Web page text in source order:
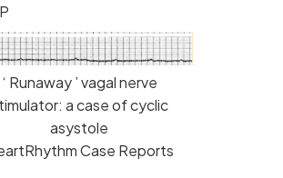
‘ Runaway ’ vagal nerve
a case of cyclic
asystole
Case Reports